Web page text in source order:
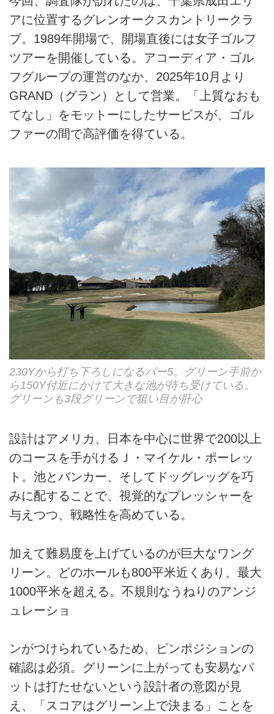
アに位置するグレンオークスカントリークラ
ブ。1989年開場で、開場直後には女子ゴルフ
ツアーを開催している。アコーディア・ゴル
フグループの運営のなか、2025年10月より
GRAND（グラン）として営業。「上質なおも
てなし」をモットーにしたサービスが、ゴル
ファーの間で高評価を得ている。
230Yから打ち下ろしになるパー5。グリーン手前か
ら150Y付近にかけて大きな池が待ち受けている。
グリーンも3段グリーンで狙い目が肝心
設計はアメリカ、日本を中心に世界で200以上
のコースを手がけるＪ・マイケル・ポーレッ
ト。池とバンカー、そしてドッグレッグを巧
みに配することで、視覚的なプレッシャーを
与えつつ、戦略性を高めている。
加えて難易度を上げているのが巨大なワング
リーン。どのホールも800平米近くあり、最大
1000平米を超える。不規則なうねりのアンジ
ュレーショ
ンがつけられているため、ピンポジションの
確認は必須。グリーンに上がっても安易なパ
ットは打たせないという設計者の意図が見
え、「スコアはグリーン上で決まる」ことを